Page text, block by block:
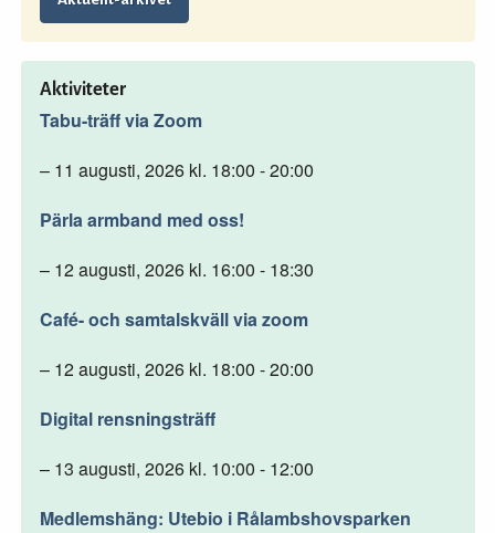
Aktiviteter
Tabu-träff via Zoom
– 11 augusti, 2026 kl. 18:00 - 20:00
Pärla armband med oss!
– 12 augusti, 2026 kl. 16:00 - 18:30
Café- och samtalskväll via zoom
– 12 augusti, 2026 kl. 18:00 - 20:00
Digital rensningsträff
– 13 augusti, 2026 kl. 10:00 - 12:00
Medlemshäng: Utebio i Rålambshovsparken